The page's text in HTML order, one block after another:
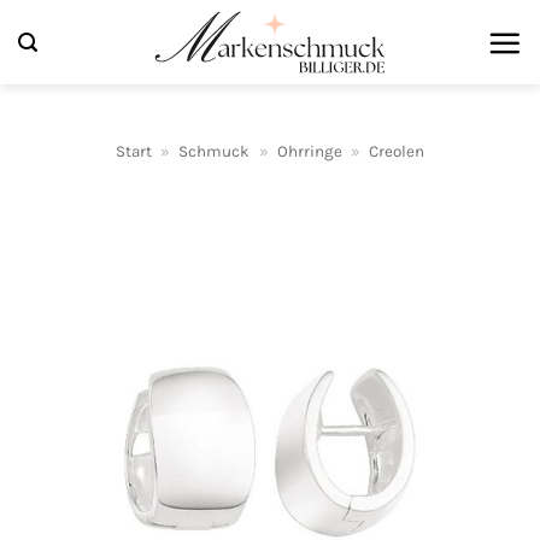
Inhalt
Start » Schmuck » Ohrringe » Creolen